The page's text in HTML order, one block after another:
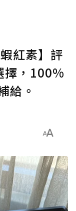
紅素】評
擇，100%
給。